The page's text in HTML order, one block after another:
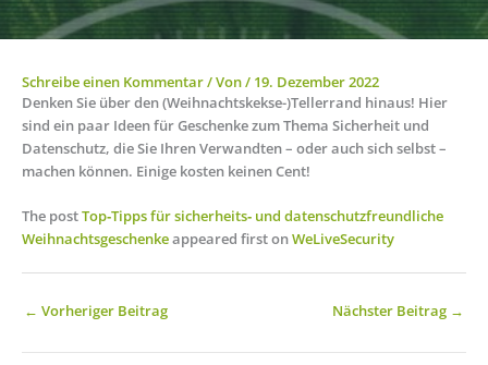
Schreibe einen Kommentar/ Von/ 19. Dezember 2022
Denken Sie über den (Weihnachtskekse-)Tellerrand hinaus! Hier
sind ein paar Ideen für Geschenke zum Thema Sicherheit und
Datenschutz, die Sie Ihren Verwandten – oder auch sich selbst –
machen können. Einige kosten keinen Cent!
The postTop‑Tipps für sicherheits‑ und datenschutzfreundliche
Weihnachtsgeschenkeappeared first onWeLiveSecurity
← Vorheriger Beitrag Nächster Beitrag →